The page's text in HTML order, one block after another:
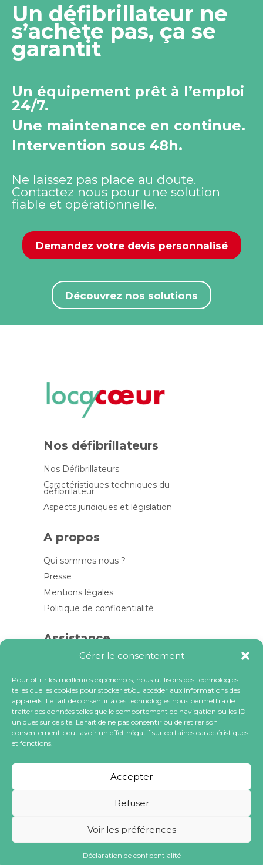
Gérer le consentement
Pour offrir les meilleures expériences, nous utilisons des technologies
telles que les cookies pour stocker et/ou accéder aux informations des
appareils. Le fait de consentir à ces technologies nous permettra de
traiter des données telles que le comportement de navigation ou les ID
uniques sur ce site. Le fait de ne pas consentir ou de retirer son
consentement peut avoir un effet négatif sur certaines caractéristiques
et fonctions.
Accepter
Refuser
Voir les préférences
Déclaration de confidentialité
Un défibrillateur ne
s’achète pas, ça se
garantit
Un équipement prêt à l’emploi
24/7.
Une maintenance en continue.
Intervention sous 48h.
Ne laissez pas place au doute.
Contactez nous pour une solution
fiable et opérationnelle.
Demandez votre devis personnalisé
Découvrez nos solutions
Nos défibrillateurs
Nos Défibrillateurs
Caractéristiques techniques du
défibrillateur
Aspects juridiques et législation
A propos
Qui sommes nous ?
Presse
Mentions légales
Politique de confidentialité
Assistance
Contactez-nous
FAQ
Blog
Contactez-nous
contact@locacoeur.com
(+33) 0806 079 112
Tous droits réservés à LOCACOEUR SA